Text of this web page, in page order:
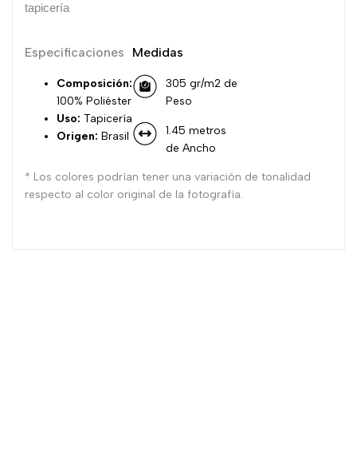
tapicería
Especificaciones
Composición:
100% Poliéster
Uso: Tapicería
Origen: Brasil
Medidas
305 gr/m2 de
Peso
1.45 metros
de Ancho
* Los colores podrían tener una variación de tonalidad
respecto al color original de la fotografía.